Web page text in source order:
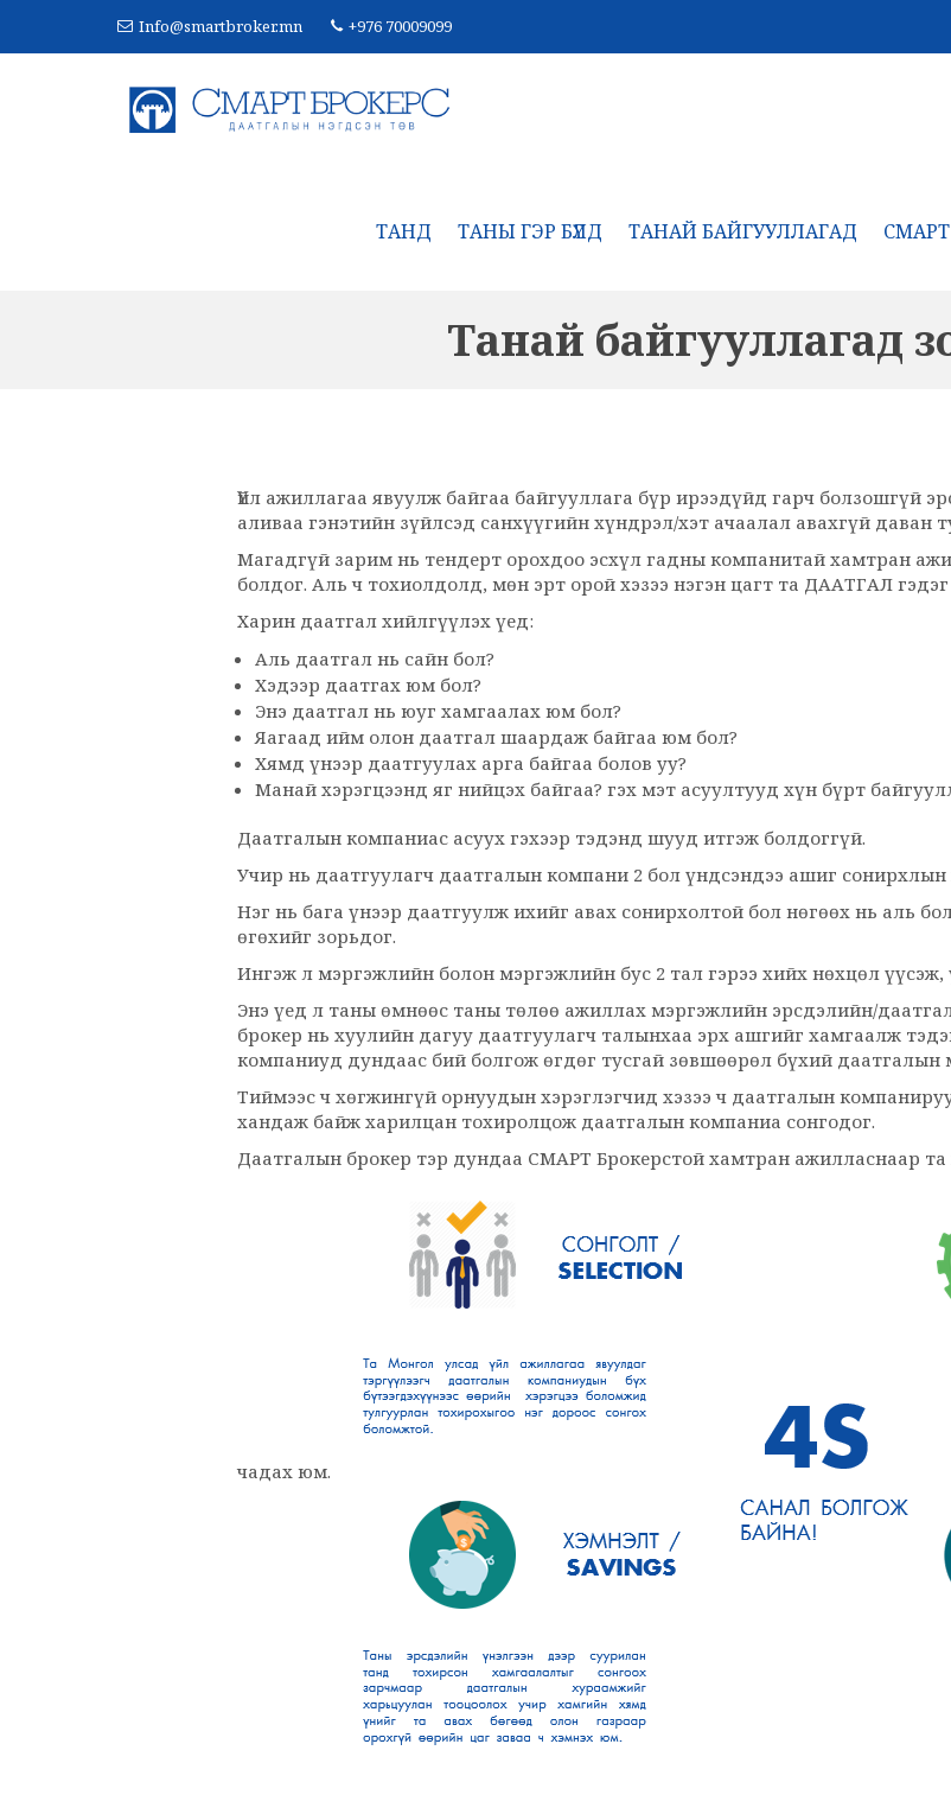
Info@smartbroker.mn +976 70009099
ТАНД ТАНЫ ГЭР БҮЛД ТАНАЙ БАЙГУУЛЛАГАД
Танай байгууллагад
Үйл ажиллагаа явуулж байгаа байгууллага бүр ирээдүйд гарч болзошгүй
аливаа гэнэтийн зүйлсэд санхүүгийн хүндрэл/хэт ачаалал авахгүй даван
Магадгүй зарим нь тендерт орохдоо эсхүл гадны компанитай хамтран
болдог. Аль ч тохиолдолд, мөн эрт орой хэзээ нэгэн цагт та ДААТГАЛ
Харин даатгал хийлгүүлэх үед:
Аль даатгал нь сайн бол?
Хэдээр даатгах юм бол?
Энэ даатгал нь юуг хамгаалах юм бол?
Яагаад ийм олон даатгал шаардаж байгаа юм бол?
Хямд үнээр даатгуулах арга байгаа болов уу?
Манай хэрэгцээнд яг нийцэх байгаа? гэх мэт асуултууд хүн бүрт
Даатгалын компаниас асуух гэхээр тэдэнд шууд итгэж болдоггүй.
Учир нь даатгуулагч даатгалын компани 2 бол үндсэндээ ашиг
Нэг нь бага үнээр даатгуулж ихийг авах сонирхолтой бол нөгөөх нь аль
өгөхийг зорьдог.
Ингэж л мэргэжлийн болон мэргэжлийн бус 2 тал гэрээ хийх нөхцөл
Энэ үед л таны өмнөөс таны төлөө ажиллах мэргэжлийн эрсдэлийн/
брокер нь хуулийн дагуу даатгуулагч талынхаа эрх ашгийг хамгаалж
компаниуд дундаас бий болгож өгдөг тусгай зөвшөөрөл бүхий
Тиймээс ч хөгжингүй орнуудын хэрэглэгчид хэзээ ч даатгалын
хандаж байж харилцан тохиролцож даатгалын компаниа сонгодог.
Даатгалын брокер тэр дундаа СМАРТ Брокерстой хамтран ажилласнаар
чадах юм.